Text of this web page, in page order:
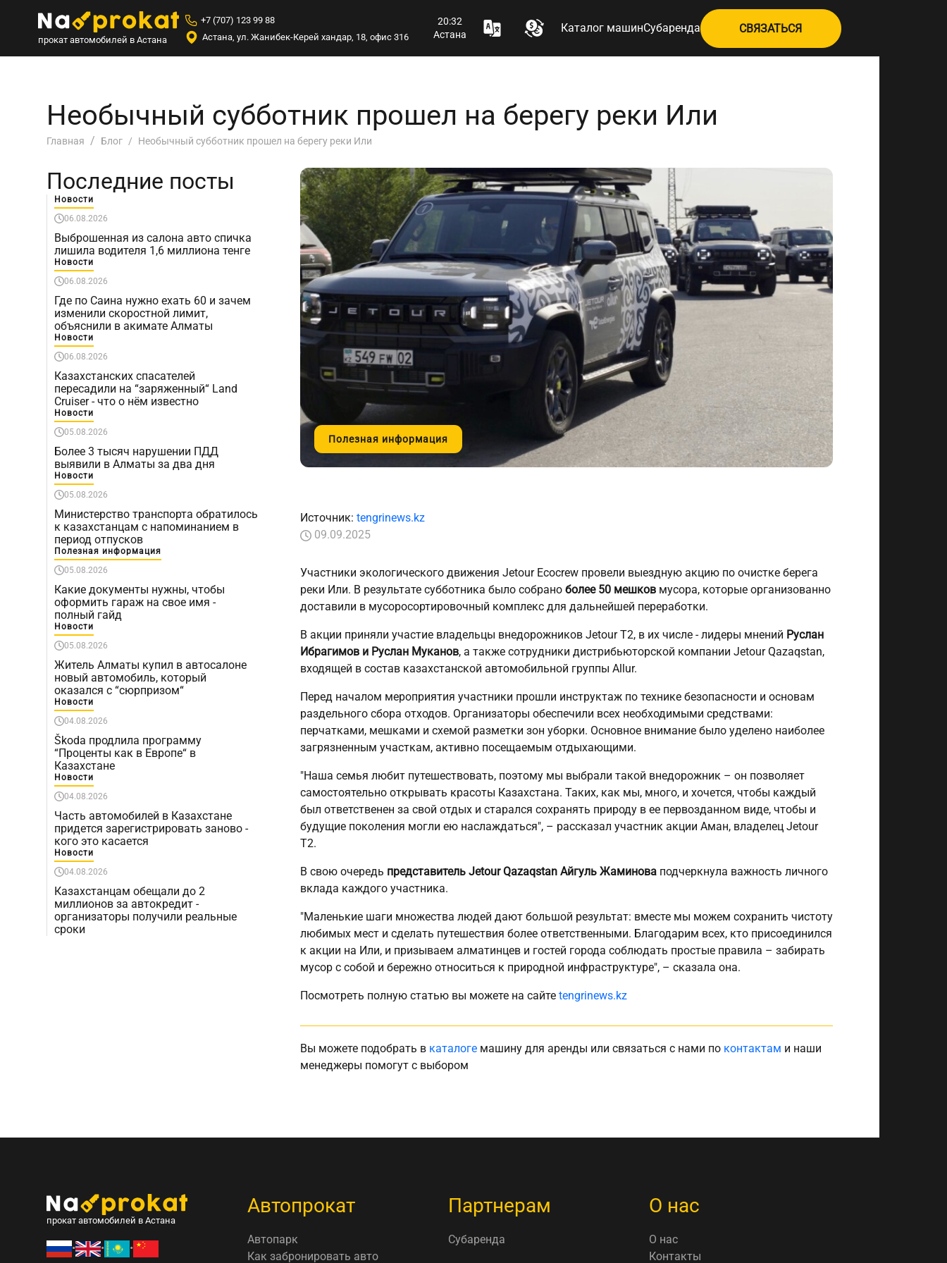
прокат автомобилей в Астана
+7 (707) 123 99 88
Астана, ул. Жанибек-Керей хандар, 18, офис 316
20:32
Астана
Каталог машинСубаренда СВЯЗАТЬСЯ
Необычный субботник прошел на берегу реки Или
Главная Блог Необычный субботник прошел на берегу реки Или
Последние посты
Новости
06.08.2026
Выброшенная из салона авто спичка
лишила водителя 1,6 миллиона тенге
Новости
06.08.2026
Где по Саина нужно ехать 60 и зачем
изменили скоростной лимит,
объяснили в акимате Алматы
Новости
06.08.2026
Казахстанских спасателей
пересадили на “заряженный“ Land
Cruiser - что о нём известно
Новости
05.08.2026
Более 3 тысяч нарушении ПДД
выявили в Алматы за два дня
Новости
05.08.2026
Министерство транспорта обратилось
к казахстанцам с напоминанием в
период отпусков
Полезная информация
05.08.2026
Какие документы нужны, чтобы
оформить гараж на свое имя -
полный гайд
Новости
05.08.2026
Житель Алматы купил в автосалоне
новый автомобиль, который
оказался с “сюрпризом“
Новости
04.08.2026
Škoda продлила программу
“Проценты как в Европе“ в
Казахстане
Новости
04.08.2026
Часть автомобилей в Казахстане
придется зарегистрировать заново -
кого это касается
Новости
04.08.2026
Казахстанцам обещали до 2
миллионов за автокредит -
организаторы получили реальные
сроки
Полезная информация
Источник: tengrinews.kz
09.09.2025
Участники экологического движения Jetour Ecocrew провели выездную акцию по очистке берега
реки Или. В результате субботника было собрано более 50 мешков мусора, которые организованно
доставили в мусоросортировочный комплекс для дальнейшей переработки.
В акции приняли участие владельцы внедорожников Jetour T2, в их числе - лидеры мнений Руслан
Ибрагимов и Руслан Муканов, а также сотрудники дистрибьюторской компании Jetour Qazaqstan,
входящей в состав казахстанской автомобильной группы Allur.
Перед началом мероприятия участники прошли инструктаж по технике безопасности и основам
раздельного сбора отходов. Организаторы обеспечили всех необходимыми средствами:
перчатками, мешками и схемой разметки зон уборки. Основное внимание было уделено наиболее
загрязненным участкам, активно посещаемым отдыхающими.
"Наша семья любит путешествовать, поэтому мы выбрали такой внедорожник – он позволяет
самостоятельно открывать красоты Казахстана. Таких, как мы, много, и хочется, чтобы каждый
был ответственен за свой отдых и старался сохранять природу в ее первозданном виде, чтобы и
будущие поколения могли ею наслаждаться", – рассказал участник акции Аман, владелец Jetour
T2.
В свою очередь представитель Jetour Qazaqstan Айгуль Жаминова подчеркнула важность личного
вклада каждого участника.
"Маленькие шаги множества людей дают большой результат: вместе мы можем сохранить чистоту
любимых мест и сделать путешествия более ответственными. Благодарим всех, кто присоединился
к акции на Или, и призываем алматинцев и гостей города соблюдать простые правила – забирать
мусор с собой и бережно относиться к природной инфраструктуре", – сказала она.
Посмотреть полную статью вы можете на сайте tengrinews.kz
Вы можете подобрать в каталоге машину для аренды или связаться с нами по контактам и наши
менеджеры помогут с выбором
прокат автомобилей в Астана
• • •
Автопрокат
Автопарк
Как забронировать авто
Партнерам
Субаренда
О нас
О нас
Контакты